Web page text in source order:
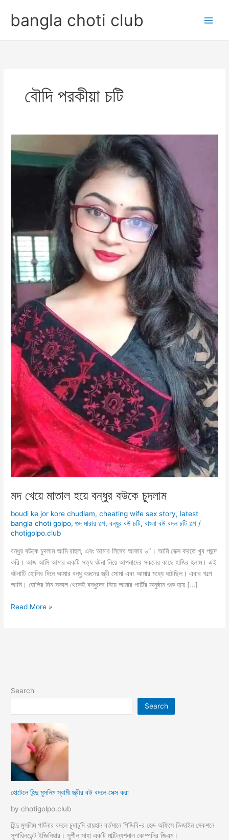
contentbangla choti club
বৌদি পরকীয়া চটি
মদ খেয়ে মাতাল হয়ে বন্ধুর বউকে চুদলাম
boudi ke jor kore chudlam,cheating wife sex story, latest
bangla choti golpo,গুদ মারার গল্প,বন্ধুর বউ চটি,বাংলা বউ বদল চটি গল্প /
chotigolpo.club
বন্ধুর বউকে চুদলাম আমি রাহুল, এবং আমার লিঙ্গের আকার ৬″। আমি সেক্স করতে খুব পছন্দ
করি। আজ আমি আমার একটি সত্য ঘটনা নিয়ে আপনাদের সকলের কাছে হাজির হলাম। এই
ঘটনাটি হোলির দিনে আমার বন্ধু বরুনের স্ত্রী সোমা এবং আমার মধ্যে ঘটেছিল। এবার গল্পে
আসি। হোলির দিন সকাল থেকেই বন্ধুদের নিয়ে আমার পার্টির অনুষ্ঠান শুরু হয়ে […]
মদ
Read More »
Search
Search
হোটেলে হিন্দু মুসলিম স্বামী স্ত্রীর বউ বদলে সেক্স করা
by chotigolpo.club
হিন্দু মুসলিম পার্টনার বদলে চুদাচুদি রায়হান বর্তমানে পিডিবি-র হেড অফিসে ডিজাইন সেকশনে
সুপারিনডেন্ট ইজ্ঞিনিয়ার। সুশীল সাহা একটি মাল্টিন্যশনাল কোম্পনির জিএম।